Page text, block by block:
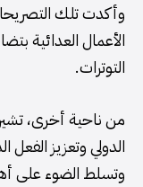
وأكدت تلك
الأعمال العدائية
التوترات.
من ناحية أخرى،
الدولي وتعزيز الفعل
وتسلط الضوء على